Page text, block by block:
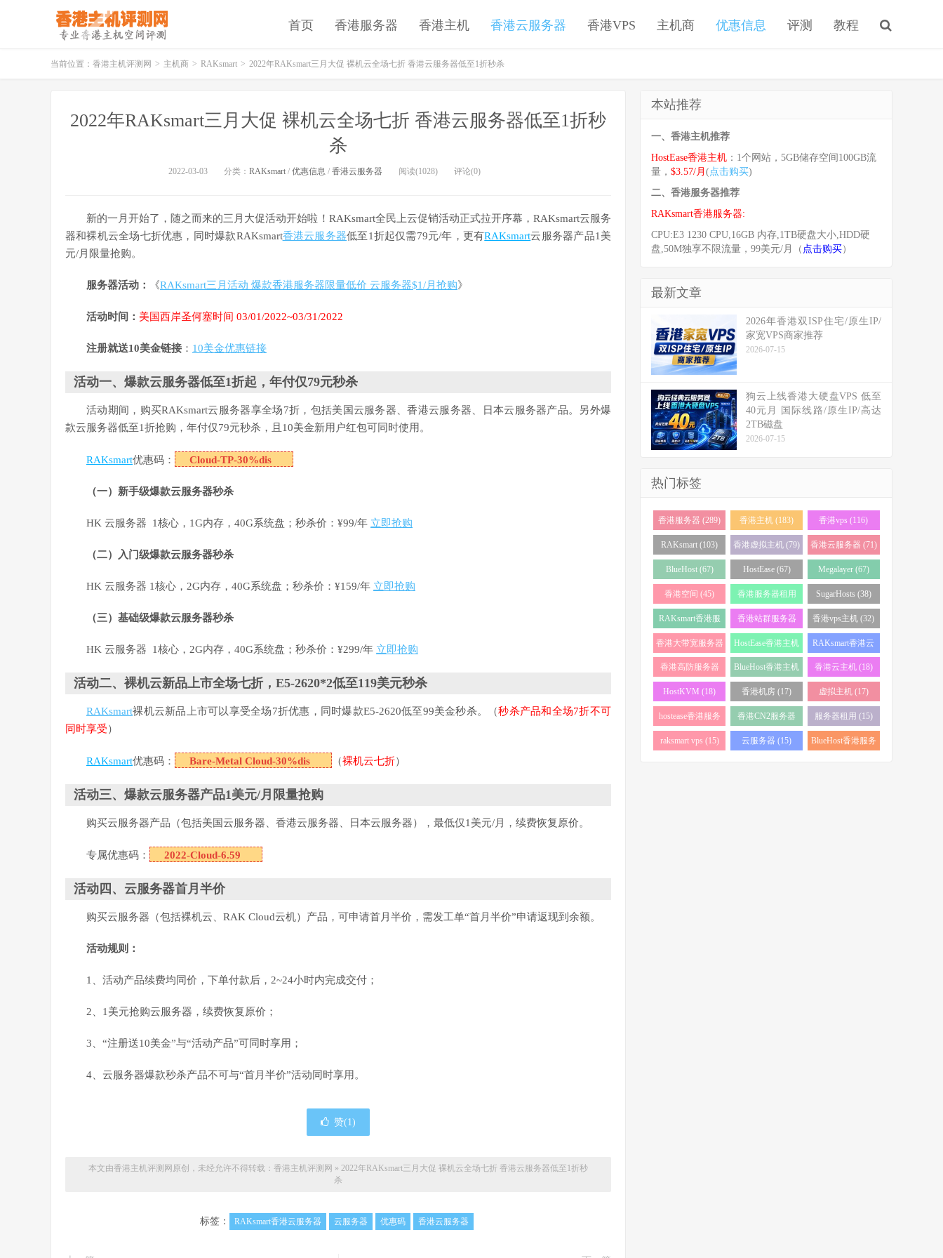
首页 香港服务器 香港主机 香港云服务器 香港VPS 主机商 优惠信息 评测 教程
当前位置： 香港主机评测网 > 主机商 > RAKsmart > 2022年RAKsmart三月大促 裸机云全场七折 香港云服务器低至1折秒杀
2022年RAKsmart三月大促 裸机云全场七折 香港云服务器低至1折秒
杀
2022-03-03 分类： RAKsmart/ 优惠信息 / 香港云服务器 阅读(1028) 评论(0)
新的一月开始了，随之而来的三月大促活动开始啦！RAKsmart全民上云促销活动正式拉开序幕，RAKsmart云服务
器和裸机云全场七折优惠，同时爆款RAKsmart香港云服务器低至1折起仅需79元/年，更有RAKsmart云服务器产品1美
元/月限量抢购。
服务器活动： 《RAKsmart三月活动 爆款香港服务器限量低价 云服务器$1/月抢购》
活动时间： 美国西岸圣何塞时间 03/01/2022~03/31/2022
注册就送10美金链接 ： 10美金优惠链接
活动一、爆款云服务器低至1折起，年付仅79元秒杀
活动期间，购买RAKsmart云服务器享全场7折，包括美国云服务器、香港云服务器、日本云服务器产品。另外爆
款云服务器低至1折抢购，年付仅79元秒杀，且10美金新用户红包可同时使用。
RAKsmart优惠码： Cloud-TP-30%dis
（一）新手级爆款云服务器秒杀
HK 云服务器 1核心，1G内存，40G系统盘；秒杀价：¥99/年 立即抢购
（二）入门级爆款云服务器秒杀
HK 云服务器 1核心，2G内存，40G系统盘；秒杀价：¥159/年 立即抢购
（三）基础级爆款云服务器秒杀
HK 云服务器 1核心，2G内存，40G系统盘；秒杀价：¥299/年 立即抢购
活动二、裸机云新品上市全场七折，E5-2620*2低至119美元秒杀
RAKsmart裸机云新品上市可以享受全场7折优惠，同时爆款E5-2620低至99美金秒杀。（秒杀产品和全场7折不可
同时享受）
RAKsmart优惠码： Bare-Metal Cloud-30%dis （裸机云七折）
活动三、爆款云服务器产品1美元/月限量抢购
购买云服务器产品（包括美国云服务器、香港云服务器、日本云服务器），最低仅1美元/月，续费恢复原价。
专属优惠码： 2022-Cloud-6.59
活动四、云服务器首月半价
购买云服务器（包括裸机云、RAK Cloud云机）产品，可申请首月半价，需发工单“首月半价”申请返现到余额。
活动规则：
1、活动产品续费均同价，下单付款后，2~24小时内完成交付；
2、1美元抢购云服务器，续费恢复原价；
3、“注册送10美金”与“活动产品”可同时享用；
4、云服务器爆款秒杀产品不可与“首月半价”活动同时享用。
赞(1)
本文由香港主机评测网原创，未经允许不得转载： 香港主机评测网 » 2022年RAKsmart三月大促 裸机云全场七折 香港云服务器低至1折秒
杀
标签： RAKsmart香港云服务器 云服务器 优惠码 香港云服务器
本站推荐
一、香港主机推荐
HostEase香港主机 ：1个网站，5GB储存空间100GB流
量， $3.57/月 ( 点击购买)
二、香港服务器推荐
RAKsmart香港服务器:
CPU:E3 1230 CPU,16GB 内存,1TB硬盘大小,HDD硬
盘,50M独享不限流量，99美元/月（ 点击购买）
最新文章
2026年香港双ISP住宅/原生IP/
家宽VPS商家推荐
2026-07-15
狗云上线香港大硬盘VPS 低至
40元月 国际线路/原生IP/高达
2TB磁盘
2026-07-15
热门标签
香港服务器 (289) 香港主机 (183) 香港vps (116)
RAKsmart (103) 香港虚拟主机 (79) 香港云服务器 (71)
BlueHost (67) HostEase (67) Megalayer (67)
香港空间 (45)
香港服务器租用
(43)
SugarHosts (38)
RAKsmart香港服
务器 (38)
香港站群服务器
(34)
香港vps主机 (32)
香港大带宽服务器
(32)
HostEase香港主机
(28)
RAKsmart香港云
服务器 (23)
香港高防服务器
(22)
BlueHost香港主机
(21)
香港云主机 (18)
HostKVM (18) 香港机房 (17) 虚拟主机 (17)
hostease香港服务
器 (17)
香港CN2服务器
(17)
服务器租用 (15)
raksmart vps (15) 云服务器 (15)
BlueHost香港服务